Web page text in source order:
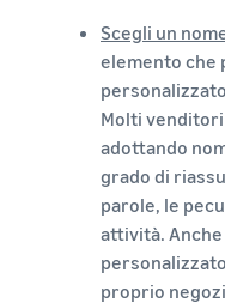
Scegli un
elemento che
Molti
adottando
grado di
parole, le
attività. Anche
proprio